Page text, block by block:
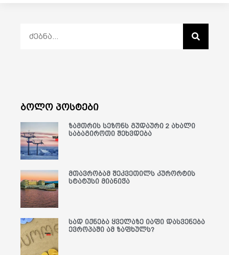
ბოლო პოსტები
ზამთრის სეზონს გუდაური 2 ახალი
საბაგიროთი შეხვდება
მთავრობამ შეკვეთილს კურორტის
სტატუსი მიანიჭა
სად იქნება ყველაზე იაფი დასვენება
ევროპაში ამ ზაფხულს?